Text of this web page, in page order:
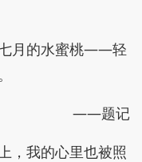
月的水蜜桃——轻
——题记
，我的心里也被照